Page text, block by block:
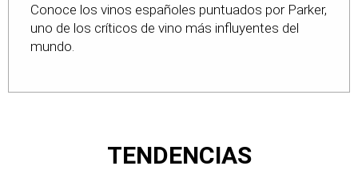
Conoce los vinos españoles puntuados por Parker,
uno de los críticos de vino más influyentes del
mundo.
TENDENCIAS